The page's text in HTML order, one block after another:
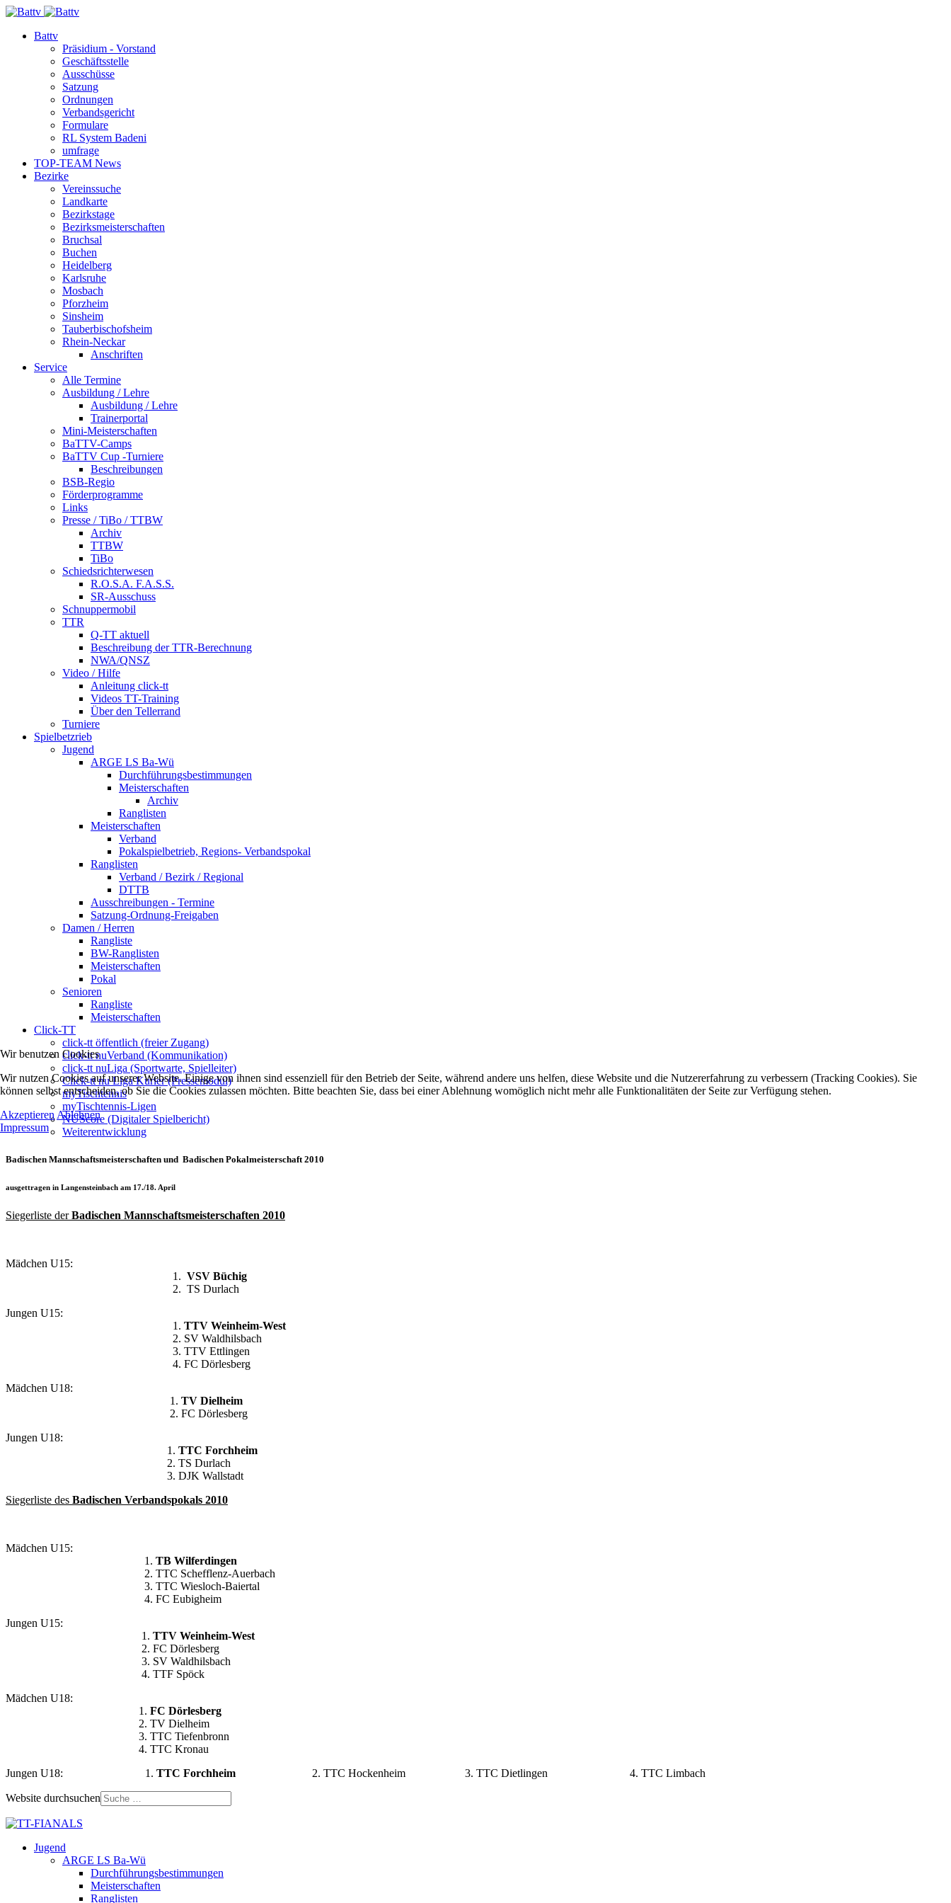
Battv
Präsidium - Vorstand
Geschäftsstelle
Ausschüsse
Satzung
Ordnungen
Verbandsgericht
Formulare
RL System Badeni
umfrage
TOP-TEAM News
Bezirke
Vereinssuche
Landkarte
Bezirkstage
Bezirksmeisterschaften
Bruchsal
Buchen
Heidelberg
Karlsruhe
Mosbach
Pforzheim
Sinsheim
Tauberbischofsheim
Rhein-Neckar
Anschriften
Service
Alle Termine
Ausbildung / Lehre
Ausbildung / Lehre
Trainerportal
Mini-Meisterschaften
BaTTV-Camps
BaTTV Cup -Turniere
Beschreibungen
BSB-Regio
Förderprogramme
Links
Presse / TiBo / TTBW
Archiv
TTBW
TiBo
Schiedsrichterwesen
R.O.S.A. F.A.S.S.
SR-Ausschuss
Schnuppermobil
TTR
Q-TT aktuell
Beschreibung der TTR-Berechnung
NWA/QNSZ
Video / Hilfe
Anleitung click-tt
Videos TT-Training
Über den Tellerrand
Turniere
Spielbetzrieb
Jugend
ARGE LS Ba-Wü
Durchführungsbestimmungen
Meisterschaften
Archiv
Ranglisten
Meisterschaften
Verband
Pokalspielbetrieb, Regions- Verbandspokal
Ranglisten
Verband / Bezirk / Regional
DTTB
Ausschreibungen - Termine
Satzung-Ordnung-Freigaben
Damen / Herren
Rangliste
BW-Ranglisten
Meisterschaften
Pokal
Senioren
Rangliste
Meisterschaften
Click-TT
click-tt öffentlich (freier Zugang)
click-tt nuVerband (Kommunikation)
click-tt nuLiga (Sportwarte, Spielleiter)
Click-tt nu Liga Kurier (Pressemodul)
myTischtennis
myTischtennis-Ligen
NUScore (Digitaler Spielbericht)
Weiterentwicklung
Badischen Mannschaftsmeisterschaften und Badischen Pokalmeisterschaft 2010
ausgettragen in Langensteinbach am 17./18. April
Siegerliste derBadischen Mannschaftsmeisterschaften 2010
Mädchen U15:
1. VSV Büchig
2. TS Durlach
Jungen U15:
1. TTV Weinheim-West
2. SV Waldhilsbach
3. TTV Ettlingen
4. FC Dörlesberg
Mädchen U18:
1. TV Dielheim
2. FC Dörlesberg
Jungen U18:
1. TTC Forchheim
2. TS Durlach
3. DJK Wallstadt
Siegerliste des Badischen Verbandspokals 2010
Mädchen U15:
1. TB Wilferdingen
2. TTC Schefflenz-Auerbach
3. TTC Wiesloch-Baiertal
4. FC Eubigheim
Jungen U15:
1. TTV Weinheim-West
2. FC Dörlesberg
3. SV Waldhilsbach
4. TTF Spöck
Mädchen U18:
1. FC Dörlesberg
2. TV Dielheim
3. TTC Tiefenbronn
4. TTC Kronau
Jungen U18: 1. TTC Forchheim 2. TTC Hockenheim 3. TTC Dietlingen 4. TTC Limbach
Website durchsuchen
Jugend
ARGE LS Ba-Wü
Durchführungsbestimmungen
Meisterschaften
Ranglisten
Wir benutzen Cookies
Wir nutzen Cookies auf unserer Website. Einige von ihnen sind essenziell für den Betrieb der Seite, während andere uns helfen, diese Website und die Nutzererfahrung zu verbessern (Tracking Cookies). Sie
können selbst entscheiden, ob Sie die Cookies zulassen möchten. Bitte beachten Sie, dass bei einer Ablehnung womöglich nicht mehr alle Funktionalitäten der Seite zur Verfügung stehen.
Akzeptieren Ablehnen
Impressum